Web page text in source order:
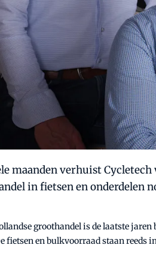
maanden verhuist
in fietsen en onderdelen
groothandel is de laatste
fietsen en bulkvoorraad staan